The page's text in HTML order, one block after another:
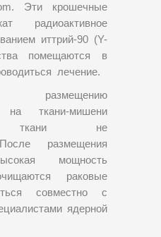
Эти крошечные
радиоактивное
иттрий-90 (Y-
помещаются в
лечение.
размещению
на ткани-мишени
ткани не
размещения
мощность
раковые
совместно с
ядерной